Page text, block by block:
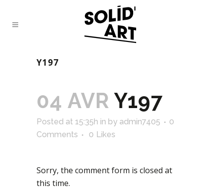
Y197
04 AVR Y197
Posted at 15:35h in by admin7405
0
Comments
0 Likes
Sorry, the comment form is closed at
this time.